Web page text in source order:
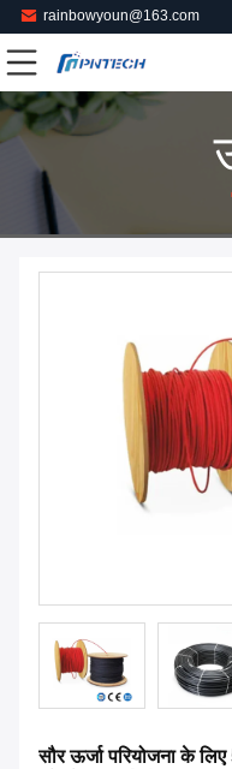
rainbowyoun@163.com
सौर ऊर्जा परियोजना के